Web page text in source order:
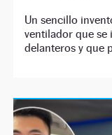
Un sencillo
ventilador que se
delanteros y que